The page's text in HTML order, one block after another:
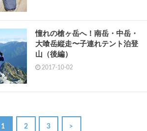
憧れの槍ヶ岳へ！南岳・中岳・
大喰岳縦走〜子連れテント泊登
山（後編）
2017-10-02
1 2 3 >